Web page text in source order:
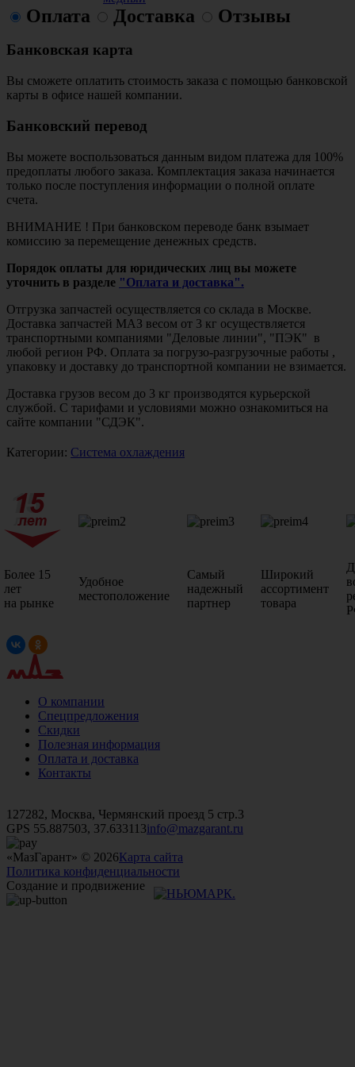
Оплата Доставка Отзывы
Банковская карта
Вы сможете оплатить стоимость заказа с помощью банковской
карты в офисе нашей компании.
Банковский перевод
Вы можете воспользоваться данным видом платежа для 100%
предоплаты любого заказа. Комплектация заказа начинается
только после поступления информации о полной оплате
счета.
ВНИМАНИЕ ! При банковском переводе банк взымает
комиссию за перемещение денежных средств.
Порядок оплаты для юридических лиц вы можете
уточнить в разделе "Оплата и доставка".
Отгрузка запчастей осуществляется со склада в Москве.
Доставка запчастей МАЗ весом от 3 кг осуществляется
транспортными компаниями "Деловые линии", "ПЭК" в
любой регион РФ. Оплата за погрузо-разгрузочные работы ,
упаковку и доставку до транспортной компании не взимается.
Доставка грузов весом до 3 кг производятся курьерской
службой. С тарифами и условиями можно ознакомиться на
сайте компании "СДЭК".
Категории: Система охлаждения
Более 15
лет
на рынке
Удобное
местоположение
Самый
надежный
партнер
Широкий
ассортимент
товара
О компании
Спецпредложения
Скидки
Полезная информация
Оплата и доставка
Контакты
127282, Москва, Чермянский проезд 5 стр.3
GPS 55.887503, 37.633113info@mazgarant.ru
«МазГарант» © 2026Карта сайта
Политика конфиденциальности
Создание и продвижение